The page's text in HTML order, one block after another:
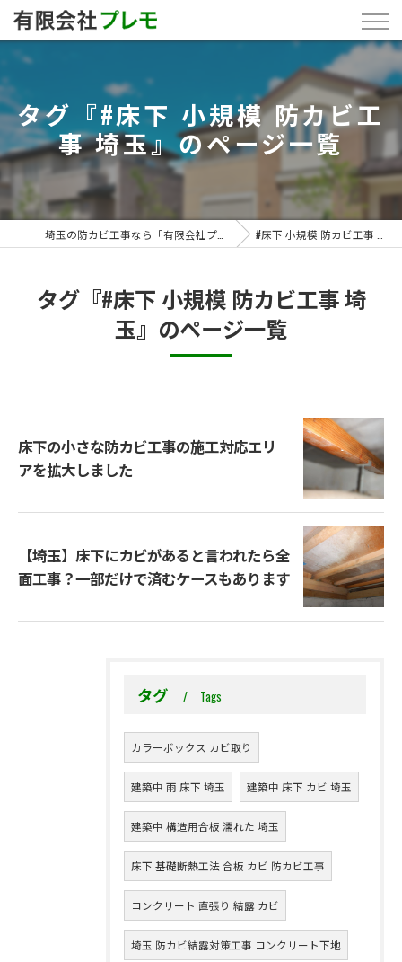
タグ『#床下 小規模 防カビ工
事 埼玉』のページ一覧
#床下 小規模 防カビ工事 埼玉
タグ『#床下 小規模 防カビ工事 埼
玉』のページ一覧
床下の小さな防カビ工事の施工対応エリ
アを拡大しました
【埼玉】床下にカビがあると言われたら全
面工事？一部だけで済むケースもあります
タグ Tags
カラーボックス カビ取り
建築中 雨 床下 埼玉 建築中 床下 カビ 埼玉
建築中 構造用合板 濡れた 埼玉
床下 基礎断熱工法 合板 カビ 防カビ工事
コンクリート 直張り 結露 カビ
埼玉 防カビ結露対策工事 コンクリート下地